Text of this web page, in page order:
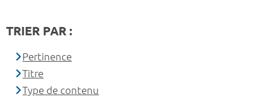
TRIER PAR :
Pertinence
Titre
Type de contenu